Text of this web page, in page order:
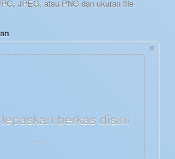
JPEG, atau PNG dan ukuran file
×
berkas disini
…